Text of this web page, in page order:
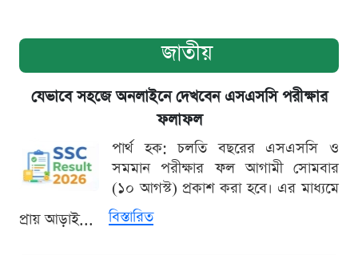
জাতীয়
যেভাবে সহজে অনলাইনে দেখবেন এসএসসি পরীক্ষার
ফলাফল
পার্থ হক: চলতি বছরের এসএসসি ও
সমমান পরীক্ষার ফল আগামী সোমবার
(১০ আগস্ট) প্রকাশ করা হবে। এর মাধ্যমে
প্রায় আড়াই...
বিস্তারিত